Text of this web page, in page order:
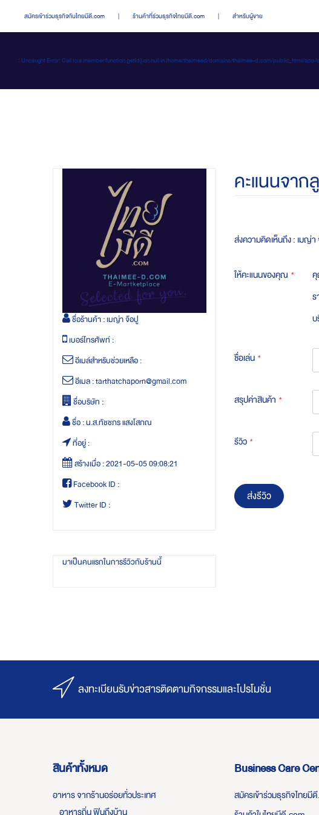
สมัครเข้าร่วมธุรกิจกับไทยมีดี.com | ร้านค้าที่ร่วมธุรกิจไทยมีดี.com | สำหรับผู้ขาย
: Uncaught Error: Call to a member function getId() on null in /home/thaimeed/domains/thaimee-d.com/public_html/
ชื่อร้านค้า :เมญ่า จ๊อปู
เบอร์โทรศัพท์ :
อีเมล์สำหรับช่วยเหลือ :
อีเมล :tarthatchaporn@gmail.com
ชื่อบริษัท :
ชื่อ :น.ส.ทัชชภร แสงโสภณ
ที่อยู่ :
สร้างเมื่อ :2021-05-05 09:08:21
Facebook ID :
Twitter ID :
มาเป็นคนแรกในการรีวิวกับร้านนี้
คะแนนจาก
ส่งความคิดเห็นถึง : เมญ่
ให้คะแนนของคุณ
ร
ชื่อเล่น
สรุปค่าสินค้า
รีวิว
ส่งรีวิว
ลงทะเบียนรับข่าวสารติดตามกิจกรรมและโปรโมชั่น
สินค้าทั้งหมด
อาหาร จากร้านอร่อยทั่วประเทศ
อาหารถิ่น ฟินถึงบ้าน
Business Care
สมัครเข้าร่วมธุรกิจไทยมี